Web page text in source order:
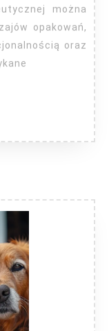
można
opakowań,
oraz